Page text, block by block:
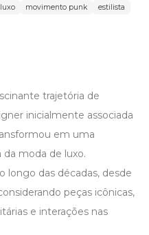
movimento punk
estilista
trajetória de
inicialmente associada
em uma
moda de luxo.
longo das décadas, desde
peças icônicas,
e interações nas